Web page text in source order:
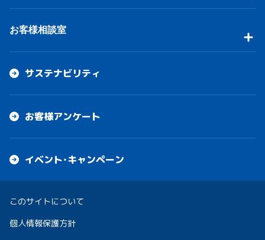
お客様相談室
サステナビリティ
お客様アンケート
イベント・キャンペーン
このサイトについて
個人情報保護方針